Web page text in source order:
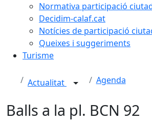
Normativa participació
Decidim-calaf.cat
Notícies de participació
Queixes i suggeriments
Turisme
Actualitat Agenda
Balls a la pl. BCN 92